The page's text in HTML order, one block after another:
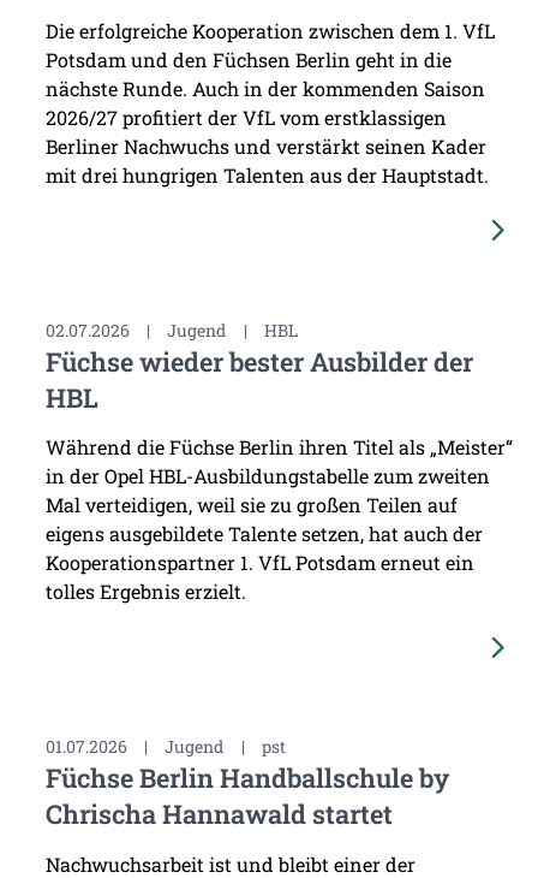
Die erfolgreiche Kooperation zwischen dem 1. VfL
Potsdam und den Füchsen Berlin geht in die
nächste Runde. Auch in der kommenden Saison
2026/27 profitiert der VfL vom erstklassigen
Berliner Nachwuchs und verstärkt seinen Kader
mit drei hungrigen Talenten aus der Hauptstadt.
02.07.2026 | Jugend | HBL
Füchse wieder bester Ausbilder der
HBL
Während die Füchse Berlin ihren Titel als „Meister“
in der Opel HBL-Ausbildungstabelle zum zweiten
Mal verteidigen, weil sie zu großen Teilen auf
eigens ausgebildete Talente setzen, hat auch der
Kooperationspartner 1. VfL Potsdam erneut ein
tolles Ergebnis erzielt.
01.07.2026 | Jugend | pst
Füchse Berlin Handballschule by
Chrischa Hannawald startet
Nachwuchsarbeit ist und bleibt einer der